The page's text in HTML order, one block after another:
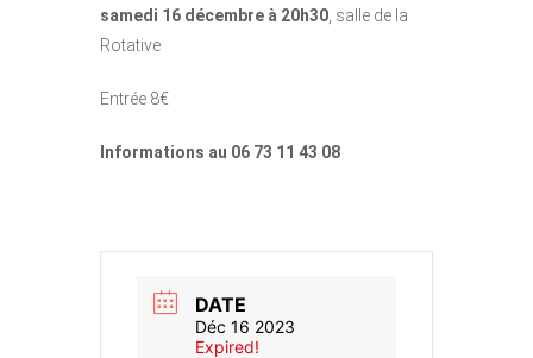
samedi 16 décembre à 20h30 , salle de la
Rotative
Entrée 8€
Informations au 06 73 11 43 08
DATE
Déc 16 2023
Expired!